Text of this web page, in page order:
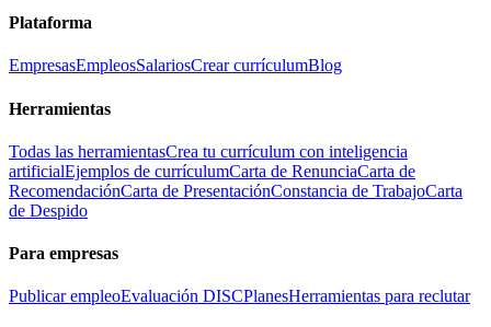
Plataforma
EmpresasEmpleosSalariosCrear currículumBlog
Herramientas
Todas las herramientasCrea tu currículum con inteligencia
artificialEjemplos de currículumCarta de RenunciaCarta de
RecomendaciónCarta de PresentaciónConstancia de TrabajoCarta
de Despido
Para empresas
Publicar empleoEvaluación DISCPlanesHerramientas para reclutar